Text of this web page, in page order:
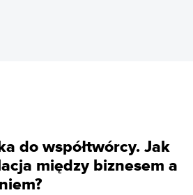
do współtwórcy. Jak
między biznesem a